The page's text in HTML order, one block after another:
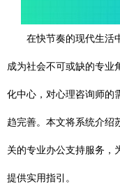
在快节奏的现代生活
成为社会不可或缺的专业
化中心，对心理咨询师的
趋完善。本文将系统介绍
关的专业办公支持服务，
提供实用指引。